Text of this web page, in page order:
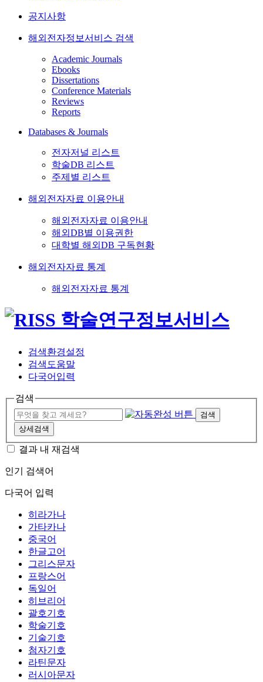
공지사항
해외전자정보서비스 검색
Academic Journals
Ebooks
Dissertations
Conference Materials
Reviews
Reports
Databases & Journals
전자저널 리스트
학술DB 리스트
주제별 리스트
해외전자자료 이용안내
해외전자자료 이용안내
해외DB별 이용권한
대학별 해외DB 구독현황
해외전자자료 통계
해외전자자료 통계
검색환경설정
검색도움말
다국어입력
검색
검색
상세검색
결과 내 재검색
인기 검색어
다국어 입력
히라가나
가타카나
중국어
한글고어
그리스문자
프랑스어
독일어
히브리어
괄호기호
학술기호
기술기호
첨자기호
라틴문자
러시아문자